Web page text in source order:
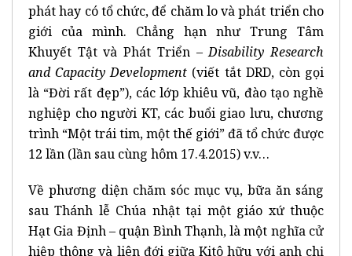
phát hay có tổ chức, để chăm lo và phát triển cho
giới của mình. Chẳng hạn như Trung Tâm
Khuyết Tật và Phát Triển –Disability Research
and Capacity Development (viết tắt DRD, còn gọi
là “Đời rất đẹp”), các lớp khiêu vũ, đào tạo nghề
nghiệp cho người KT, các buổi giao lưu, chương
trình “Một trái tim, một thế giới” đã tổ chức được
12 lần (lần sau cùng hôm 17.4.2015) v.v…
Về phương diện chăm sóc mục vụ, bữa ăn sáng
sau Thánh lễ Chúa nhật tại một giáo xứ thuộc
Hạt Gia Định – quận Bình Thạnh, là một nghĩa cử
hiệp thông và liên đới giữa Kitô hữu với anh chị